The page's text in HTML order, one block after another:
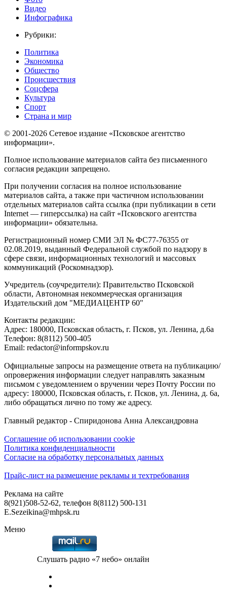
Видео
Инфографика
Рубрики:
Политика
Экономика
Общество
Происшествия
Соцсфера
Культура
Спорт
Страна и мир
© 2001-2026 Сетевое издание «Псковское агентство
информации».
Полное использование материалов сайта без письменного
согласия редакции запрещено.
При получении согласия на полное использование
материалов сайта, а также при частичном использовании
отдельных материалов сайта ссылка (при публикации в сети
Internet — гиперссылка) на сайт «Псковского агентства
информации» обязательна.
Регистрационный номер СМИ ЭЛ № ФС77-76355 от
02.08.2019, выданный Федеральной службой по надзору в
сфере связи, информационных технологий и массовых
коммуникаций (Роскомнадзор).
Учредитель (соучредители): Правительство Псковской
области, Автономная некоммерческая организация
Издательский дом "МЕДИАЦЕНТР 60"
Контакты редакции:
Адреc: 180000, Псковская область, г. Псков, ул. Ленина, д.6а
Телефон: 8(8112) 500-405
Email: redactor@informpskov.ru
Официальные запросы на размещение ответа на публикацию/
опровержения информации следует направлять заказным
письмом с уведомлением о вручении через Почту России по
адресу: 180000, Псковская область, г. Псков, ул. Ленина, д. 6а,
либо обращаться лично по тому же адресу.
Главный редактор - Спиридонова Анна Александровна
Соглашение об использовании cookie
Политика конфиденциальности
Согласие на обработку персональных данных
Прайс-лист на размещение рекламы и техтребования
Реклама на сайте
8(921)508-52-62, телефон 8(8112) 500-131
E.Sezeikina@mhpsk.ru
Меню
Слушать радио «7 небо» онлайн